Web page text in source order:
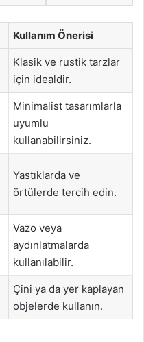
Kullanım Önerisi
Klasik ve rustik tarzlar
için idealdir.
Minimalist tasarımlarla
uyumlu
kullanabilirsiniz.
Yastıklarda ve
örtülerde tercih edin.
Vazo veya
aydınlatmalarda
kullanılabilir.
Çini ya da yer kaplayan
objelerde kullanın.